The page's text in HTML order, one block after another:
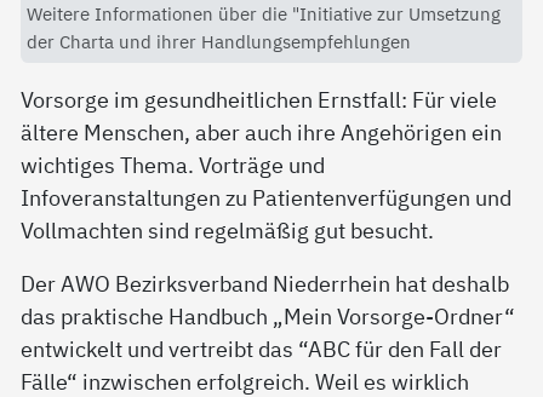
Weitere Informationen über die "Initiative zur Umsetzung
der Charta und ihrer Handlungsempfehlungen
Vorsorge im gesundheitlichen Ernstfall: Für viele
ältere Menschen, aber auch ihre Angehörigen ein
wichtiges Thema. Vorträge und
Infoveranstaltungen zu Patientenverfügungen und
Vollmachten sind regelmäßig gut besucht.
Der AWO Bezirksverband Niederrhein hat deshalb
das praktische Handbuch „Mein Vorsorge-Ordner“
entwickelt und vertreibt das “ABC für den Fall der
Fälle“ inzwischen erfolgreich. Weil es wirklich